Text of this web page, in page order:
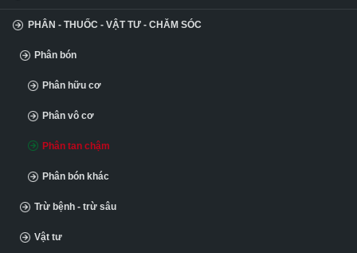
PHÂN - THUỐC - VẬT TƯ - CHĂM SÓC
Phân bón
Phân hữu cơ
Phân vô cơ
Phân tan chậm
Phân bón khác
Trừ bệnh - trừ sâu
Vật tư